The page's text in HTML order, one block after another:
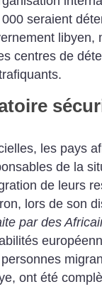
seraient
libyen,
centres de
les pays
de la
de leurs
lors de son
par des
ont été